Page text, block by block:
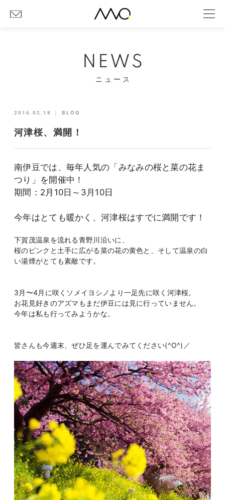
NEWS
ニュース
2016.02.18 ｜ BLOG
河津桜、満開！
南伊豆では、毎年人気の「みなみの桜と菜の花ま
つり」を開催中！
期間：2月10日～3月10日
今年はとても暖かく、河津桜はすでに満開です！
下賀茂温泉を流れる青野川沿いに、
桜のピンクと土手に広がる菜の花の黄色と、 そして温泉の白
い湯煙がとても素敵です。
3月〜4月に咲くソメイヨシノより一足先に咲く河津桜。
お花見好きのアズマもまだ伊豆には見に行っていません。
今年は私も行ってみようかな。
皆さんも今週末、ぜひ足を運んでみてください(^O^)／